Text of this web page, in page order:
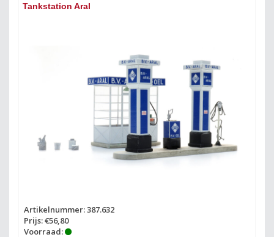
Tankstation Aral
Artikelnummer: 387.632
Prijs: €56,80
Voorraad: